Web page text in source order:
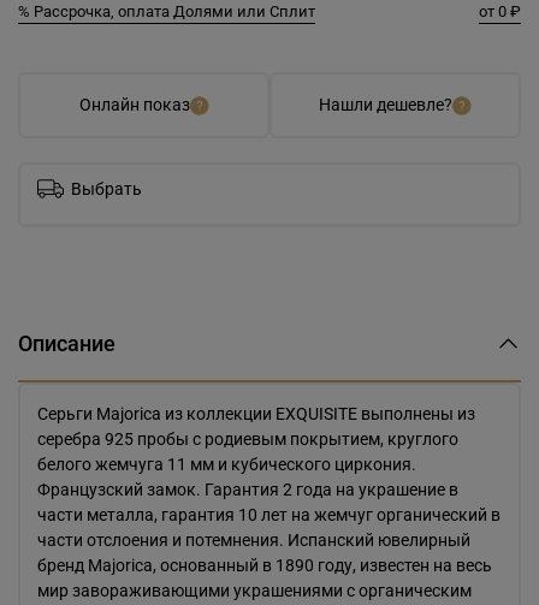
% Рассрочка, оплата Долями или Сплит от 0 ₽
Онлайн показ Нашли дешевле?
Выбрать
Описание
Серьги Majorica из коллекции EXQUISITE выполнены из
серебра 925 пробы с родиевым покрытием, круглого
белого жемчуга 11 мм и кубического циркония.
Французский замок. Гарантия 2 года на украшение в
части металла, гарантия 10 лет на жемчуг органический в
части отслоения и потемнения. Испанский ювелирный
бренд Majorica, основанный в 1890 году, известен на весь
мир завораживающими украшениями c органическим